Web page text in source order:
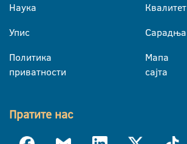
Наука
Упис
Политика
приватности
Квалитет
Сарадња
Мапа
сајта
Пратите нас